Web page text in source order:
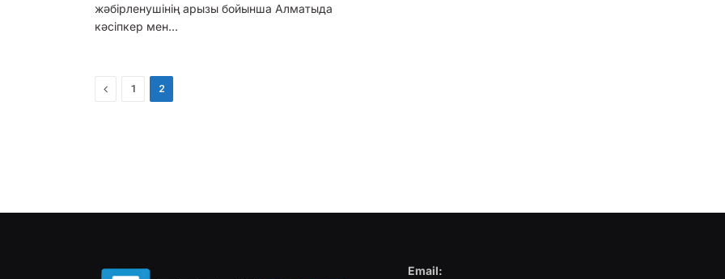
жәбірленушінің арызы бойынша Алматыда
кәсіпкер мен…
Previous
1 2
Email: